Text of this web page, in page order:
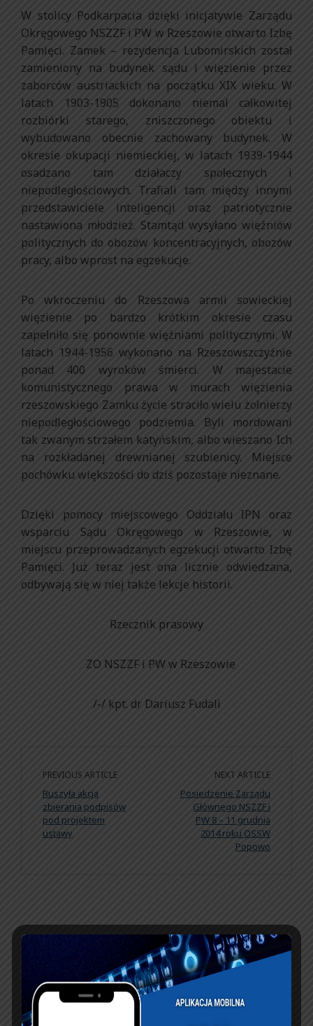
W stolicy Podkarpacia dzięki inicjatywie Zarządu
Okręgowego NSZZF i PW w Rzeszowie otwarto Izbę
Pamięci. Zamek – rezydencja Lubomirskich został
zamieniony na budynek sądu i więzienie przez
zaborców austriackich na początku XIX wieku. W
latach 1903-1905 dokonano niemal całkowitej
rozbiórki starego, zniszczonego obiektu i
wybudowano obecnie zachowany budynek. W
okresie okupacji niemieckiej, w latach 1939-1944
osadzano tam działaczy społecznych i
niepodległościowych. Trafiali tam między innymi
przedstawiciele inteligencji oraz patriotycznie
nastawiona młodzież. Stamtąd wysyłano więźniów
politycznych do obozów koncentracyjnych, obozów
pracy, albo wprost na egzekucje.
Po wkroczeniu do Rzeszowa armii sowieckiej
więzienie po bardzo krótkim okresie czasu
zapełniło się ponownie więźniami politycznymi. W
latach 1944-1956 wykonano na Rzeszowszczyźnie
ponad 400 wyroków śmierci. W majestacie
komunistycznego prawa w murach więzienia
rzeszowskiego Zamku życie straciło wielu żołnierzy
niepodległościowego podziemia. Byli mordowani
tak zwanym strzałem katyńskim, albo wieszano Ich
na rozkładanej drewnianej szubienicy. Miejsce
pochówku większości do dziś pozostaje nieznane.
Dzięki pomocy miejscowego Oddziału IPN oraz
wsparciu Sądu Okręgowego w Rzeszowie, w
miejscu przeprowadzanych egzekucji otwarto Izbę
Pamięci. Już teraz jest ona licznie odwiedzana,
odbywają się w niej także lekcje historii.
Rzecznik prasowy
ZO NSZZF i PW w Rzeszowie
/-/ kpt. dr Dariusz Fudali
PREVIOUS ARTICLE
Ruszyła akcja
zbierania podpisów
pod projektem
ustawy
NEXT ARTICLE
Posiedzenie Zarządu
Głównego NSZZF i
PW 8 – 11 grudnia
2014 roku OSSW
Popowo
KSIĘGA GOŚCI:
Zobacz księgę
dopisz do księgi